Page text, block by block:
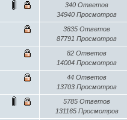
340 Ответов
34940 Просмотров
3835 Ответов
87791 Просмотров
82 Ответов
14004 Просмотров
44 Ответов
13703 Просмотров
5785 Ответов
131165 Просмотров